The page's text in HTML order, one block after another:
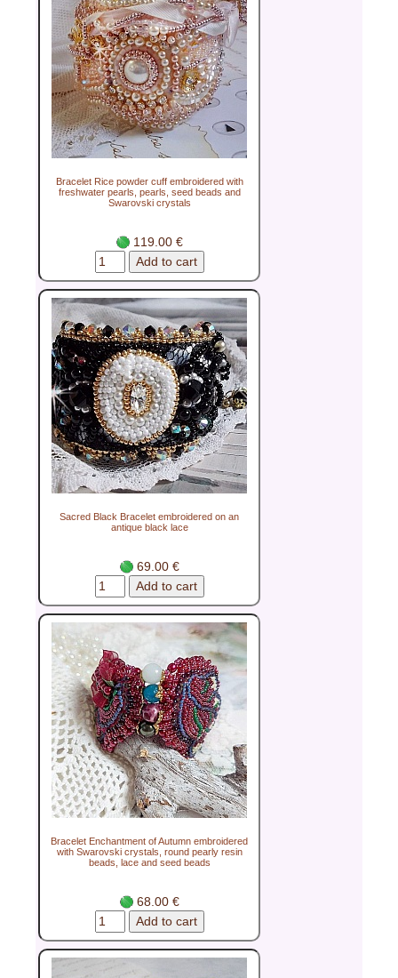
Bracelet Rice powder cuff embroidered with
freshwater pearls, pearls, seed beads and
Swarovski crystals
119.00 €
Sacred Black Bracelet embroidered on an
antique black lace
69.00 €
Bracelet Enchantment of Autumn embroidered
with Swarovski crystals, round pearly resin
beads, lace and seed beads
68.00 €